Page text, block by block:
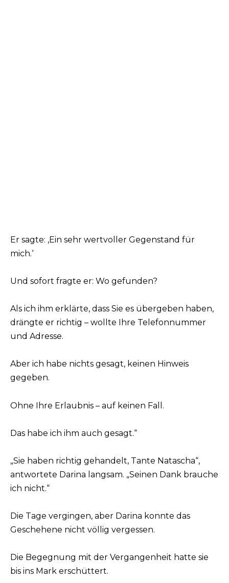
Er sagte: ‚Ein sehr wertvoller Gegenstand für
mich.‘
Und sofort fragte er: Wo gefunden?
Als ich ihm erklärte, dass Sie es übergeben haben,
drängte er richtig – wollte Ihre Telefonnummer
und Adresse.
Aber ich habe nichts gesagt, keinen Hinweis
gegeben.
Ohne Ihre Erlaubnis – auf keinen Fall.
Das habe ich ihm auch gesagt.“
„Sie haben richtig gehandelt, Tante Natascha“,
antwortete Darina langsam. „Seinen Dank brauche
ich nicht.“
Die Tage vergingen, aber Darina konnte das
Geschehene nicht völlig vergessen.
Die Begegnung mit der Vergangenheit hatte sie
bis ins Mark erschüttert.